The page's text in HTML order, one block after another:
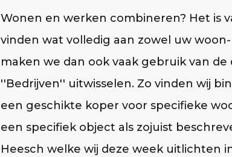
Wonen en werken combineren? Het is
vinden wat volledig aan zowel uw
maken we dan ook vaak gebruik van
''Bedrijven'' uitwisselen. Zo vinden wij
een geschikte koper voor specifieke
een specifiek object als zojuist
Heesch welke wij deze week uitlichten